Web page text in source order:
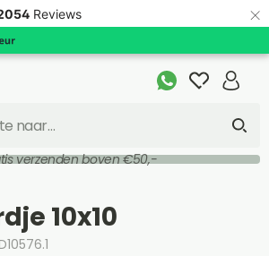
Reviews ×
verzenden boven €50,-
10x10